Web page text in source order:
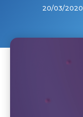
20/03/2020